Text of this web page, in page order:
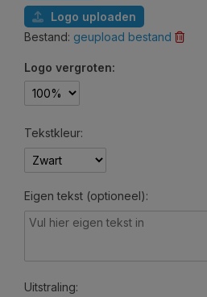
Logo uploaden
Bestand: geupload bestand
Logo vergroten:
Tekstkleur:
Eigen tekst (optioneel):
Uitstraling: